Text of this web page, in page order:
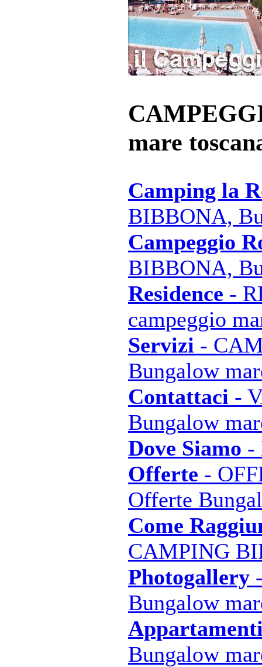
mare
Camping la
BIBBONA,
Campeggio
BIBBONA,
Residence -
campeggio
Servizi -
Bungalow
Contattaci -
Bungalow
Dove Siamo -
Offerte -
Offerte
Come
CAMPING
Photogallery
Bungalow
Bungalow